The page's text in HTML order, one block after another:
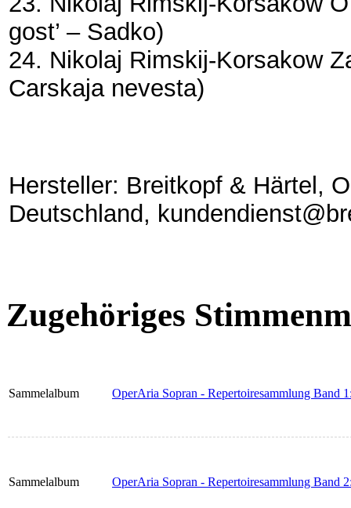
gost’ – Sadko)
24. Nikolaj Rimskij-Korsakow
Carskaja nevesta)
Hersteller: Breitkopf & Härtel,
Deutschland,
Zugehöriges
Sammelalbum OperAria Sopran - Repertoiresammlung Band
Sammelalbum OperAria Sopran - Repertoiresammlung Band